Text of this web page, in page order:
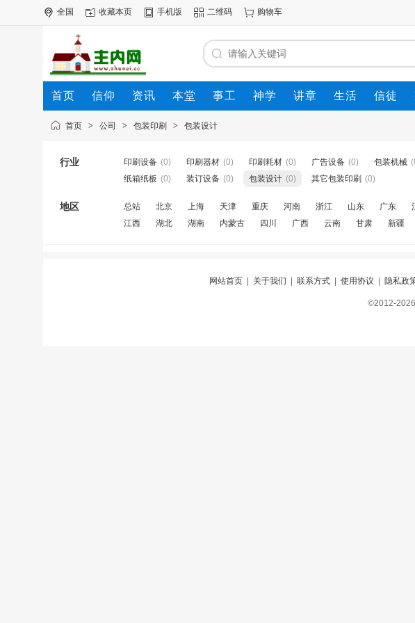
全国 收藏本页 手机版 二维码 购物车
首页 信仰 资讯 本堂 事工 神学 讲章 生活 信徒
公司 动态 人才 知道 专题
首页 > 公司 > 包装印刷 > 包装设计
行业 印刷设备 (0) 印刷器材 (0) 印刷耗材 (0) 广告设备 (0) 包装机械
纸箱纸板 (0) 装订设备 (0) 包装设计 (0) 其它包装印刷 (0)
地区 总站 北京 上海 天津 重庆 河南 浙江 山东 广东
江西
湖北 湖南 内蒙古 四川 广西 云南 甘肃 新疆
网站首页 关于我们 联系方式 使用协议 隐私政
©2012-